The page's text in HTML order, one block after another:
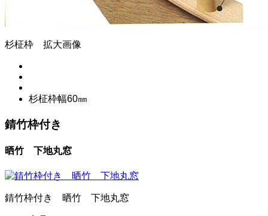
杉柾枠 拡大画像
杉柾枠幅60㎜
錆竹枠付き
晒竹 下地丸窓
錆竹枠付き 晒竹 下地丸窓